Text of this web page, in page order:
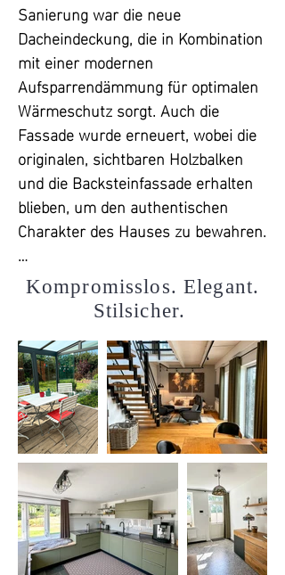
Sanierung war die neue
Dacheindeckung, die in Kombination
mit einer modernen
Aufsparrendämmung für optimalen
Wärmeschutz sorgt. Auch die
Fassade wurde erneuert, wobei die
originalen, sichtbaren Holzbalken
und die Backsteinfassade erhalten
blieben, um den authentischen
Charakter des Hauses zu bewahren.
Im Zuge der Modernisierung wurden
dreifach verglaste, skandinavische
Fenster installiert, die nicht nur den
nordischen Stil des Hauses
betonen, sondern auch für
hervorragende Isolierung sorgen.
Die Fassade und die Wände wurden
zudem nach den neuesten
energetischen Standards isoliert,
um das Haus optisch und
energetisch auf den neuesten Stand
zu bringen.
Kompromisslos. Elegant.
Stilsicher.